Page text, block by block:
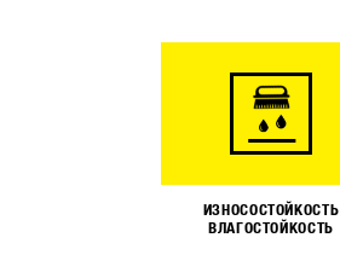
ИЗНОСОСТОЙКОСТЬ
ВЛАГОСТОЙКОСТЬ